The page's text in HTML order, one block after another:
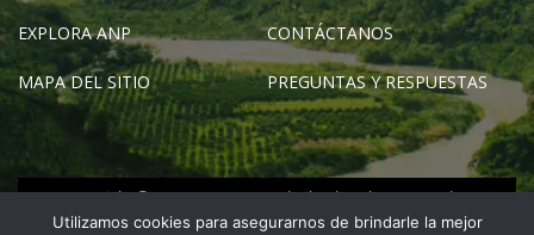
EXPLORA ANP CONTÁCTANOS
MAPA DEL SITIO PREGUNTAS Y RESPUESTAS
Utilizamos cookies para asegurarnos de brindarle la mejor